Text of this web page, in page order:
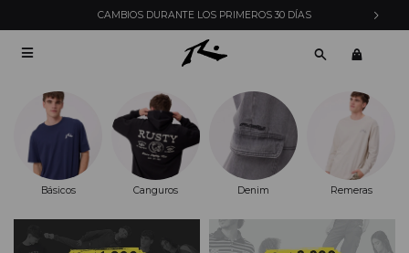
CAMBIOS DURANTE LOS PRIMEROS 30 DÍAS

Básicos Canguros Denim Remeras